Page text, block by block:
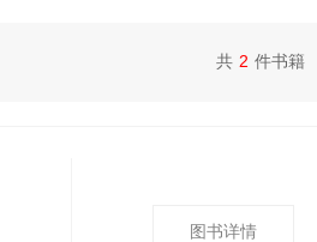
共 2 件书籍
图书详情